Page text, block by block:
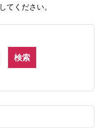
してください。
検索